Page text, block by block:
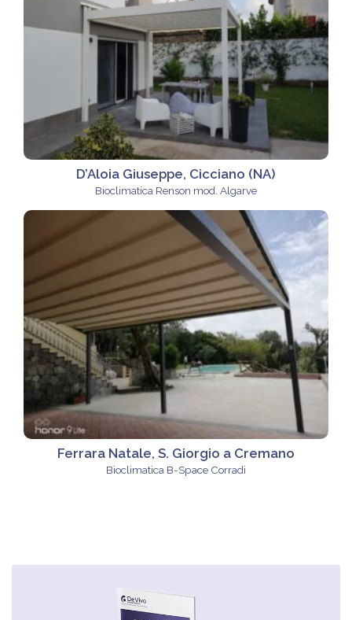
D’Aloia Giuseppe, Cicciano (NA)
Bioclimatica Renson mod. Algarve
Ferrara Natale, S. Giorgio a Cremano
Bioclimatica B-Space Corradi